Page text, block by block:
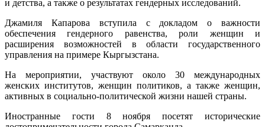
и детства, а также о результатах гендерных исследований.
Джамиля Капарова вступила с докладом о важности
обеспечения гендерного равенства, роли женщин и
расширения возможностей в области государственного
управления на примере Кыргызстана.
На мероприятии, участвуют около 30 международных
женских институтов, женщин политиков, а также женщин,
активных в социально-политической жизни нашей страны.
Иностранные гости 8 ноября посетят исторические